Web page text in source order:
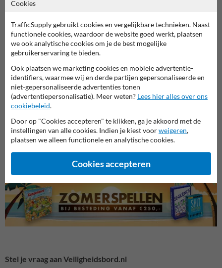
Productcategorieën in deze groep
Brand borden
Veiligheidsborden voor
terrein
Stel je vraag aan Veiligheidsbord.nl
Cookies
TrafficSupply gebruikt cookies en vergelijkbare technieken. Naast
functionele cookies, waardoor de website goed werkt, plaatsen
we ook analytische cookies om je de best mogelijke
gebruikerservaring te bieden.
Ook plaatsen we marketing cookies en mobiele advertentie-
identifiers, waarmee wij en derde partijen gepersonaliseerde en
niet-gepersonaliseerde advertenties tonen
(advertentiepersonalisatie). Meer weten? Lees hier alles over ons
cookiebeleid.
Door op "Cookies accepteren" te klikken, ga je akkoord met de
instellingen van alle cookies. Indien je kiest voorweigeren,
plaatsen we alleen functionele en analytische cookies.
Cookies accepteren